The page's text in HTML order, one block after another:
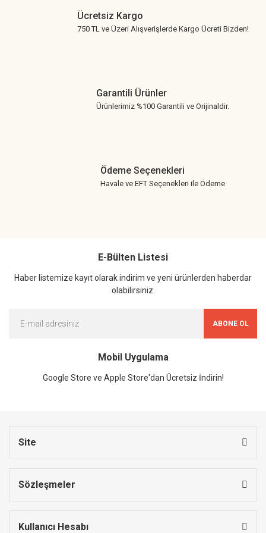
Ücretsiz Kargo
750 TL ve Üzeri Alışverişlerde Kargo Ücreti Bizden!
Garantili Ürünler
Ürünlerimiz %100 Garantili ve Orijinaldir.
Ödeme Seçenekleri
Havale ve EFT Seçenekleri ile Ödeme
E-Bülten Listesi
Haber listemize kayıt olarak indirim ve yeni ürünlerden haberdar
olabilirsiniz.
ABONE OL
Mobil Uygulama
Google Store ve Apple Store'dan Ücretsiz İndirin!
Site
Sözleşmeler
Kullanıcı Hesabı